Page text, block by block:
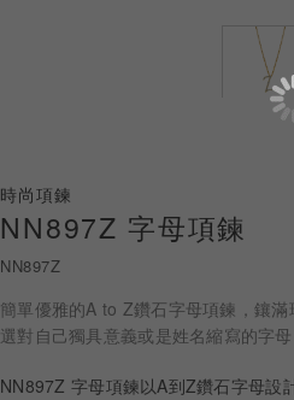
黃金金飾
關於ALUXE
嚴選鑽石
最新消息
時尚項鍊
NN897Z 字母項鍊
NN897Z
簡單優雅的A to Z鑽石字母項鍊，鑲
選對自己獨具意義或是姓名縮寫的字
NN897Z 字母項鍊以A到Z鑽石字母設